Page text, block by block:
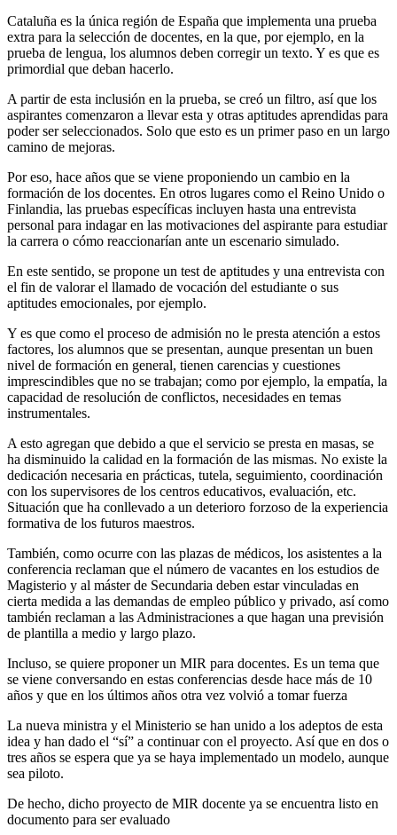
Cataluña es la única región de España que implementa una prueba
extra para la selección de docentes, en la que, por ejemplo, en la
prueba de lengua, los alumnos deben corregir un texto. Y es que es
primordial que deban hacerlo.
A partir de esta inclusión en la prueba, se creó un filtro, así que los
aspirantes comenzaron a llevar esta y otras aptitudes aprendidas para
poder ser seleccionados. Solo que esto es un primer paso en un largo
camino de mejoras.
Por eso, hace años que se viene proponiendo un cambio en la
formación de los docentes. En otros lugares como el Reino Unido o
Finlandia, las pruebas específicas incluyen hasta una entrevista
personal para indagar en las motivaciones del aspirante para estudiar
la carrera o cómo reaccionarían ante un escenario simulado.
En este sentido, se propone un test de aptitudes y una entrevista con
el fin de valorar el llamado de vocación del estudiante o sus
aptitudes emocionales, por ejemplo.
Y es que como el proceso de admisión no le presta atención a estos
factores, los alumnos que se presentan, aunque presentan un buen
nivel de formación en general, tienen carencias y cuestiones
imprescindibles que no se trabajan; como por ejemplo, la empatía, la
capacidad de resolución de conflictos, necesidades en temas
instrumentales.
A esto agregan que debido a que el servicio se presta en masas, se
ha disminuido la calidad en la formación de las mismas. No existe la
dedicación necesaria en prácticas, tutela, seguimiento, coordinación
con los supervisores de los centros educativos, evaluación, etc.
Situación que ha conllevado a un deterioro forzoso de la experiencia
formativa de los futuros maestros.
También, como ocurre con las plazas de médicos, los asistentes a la
conferencia reclaman que el número de vacantes en los estudios de
Magisterio y al máster de Secundaria deben estar vinculadas en
cierta medida a las demandas de empleo público y privado, así como
también reclaman a las Administraciones a que hagan una previsión
de plantilla a medio y largo plazo.
Incluso, se quiere proponer un MIR para docentes. Es un tema que
se viene conversando en estas conferencias desde hace más de 10
años y que en los últimos años otra vez volvió a tomar fuerza
La nueva ministra y el Ministerio se han unido a los adeptos de esta
idea y han dado el “sí” a continuar con el proyecto. Así que en dos o
tres años se espera que ya se haya implementado un modelo, aunque
sea piloto.
De hecho, dicho proyecto de MIR docente ya se encuentra listo en
documento para ser evaluado